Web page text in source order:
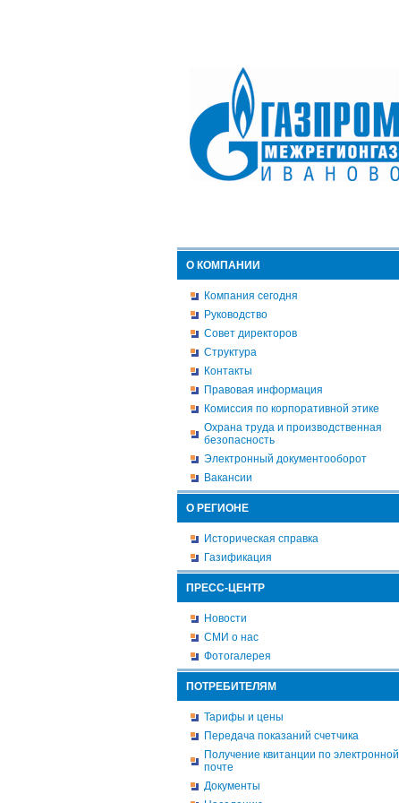
О КОМПАНИИ
Компания сегодня
Руководство
Совет директоров
Структура
Контакты
Правовая информация
Комиссия по корпоративной этике
Охрана труда и производственная
безопасность
Электронный документооборот
Вакансии
О РЕГИОНЕ
Историческая справка
Газификация
ПРЕСС-ЦЕНТР
Новости
СМИ о нас
Фотогалерея
ПОТРЕБИТЕЛЯМ
Тарифы и цены
Передача показаний счетчика
Получение квитанции по электронной
почте
Документы